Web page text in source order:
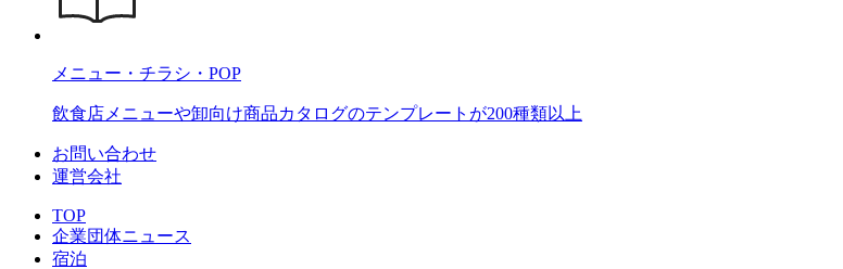
メニュー・チラシ・POP
飲食店メニューや卸向け商品カタログのテンプレートが200種類以上
お問い合わせ
運営会社
TOP
企業団体ニュース
宿泊